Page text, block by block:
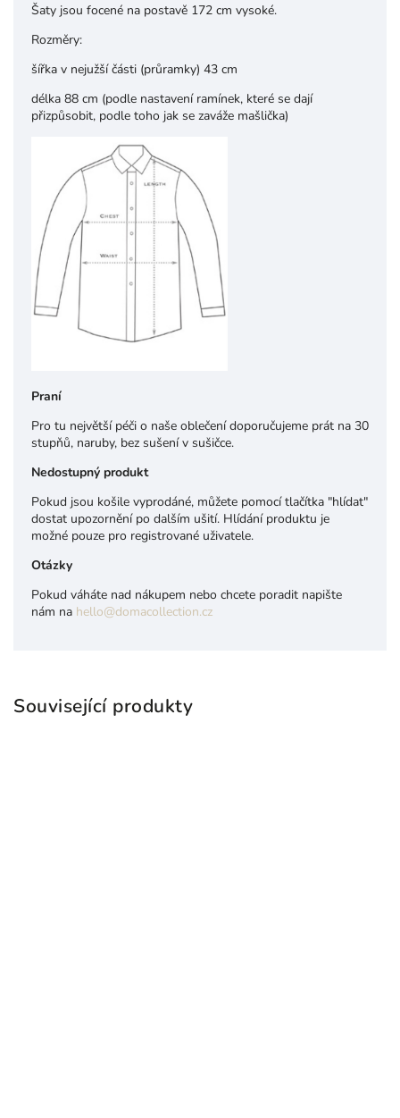
Šaty jsou focené na postavě 172 cm vysoké.
Rozměry:
šířka v nejužší části (průramky) 43 cm
délka 88 cm (podle nastavení ramínek, které se dají
přizpůsobit, podle toho jak se zaváže mašlička)
Praní
Pro tu největší péči o naše oblečení doporučujeme prát na 30
stupňů, naruby, bez sušení v sušičce.
Nedostupný produkt
Pokud jsou košile vyprodáné, můžete pomocí tlačítka "hlídat"
dostat upozornění po dalším ušití. Hlídání produktu je
možné pouze pro registrované uživatele.
Otázky
Pokud váháte nad nákupem nebo chcete poradit napište
nám na hello@domacollection.cz
Související produkty